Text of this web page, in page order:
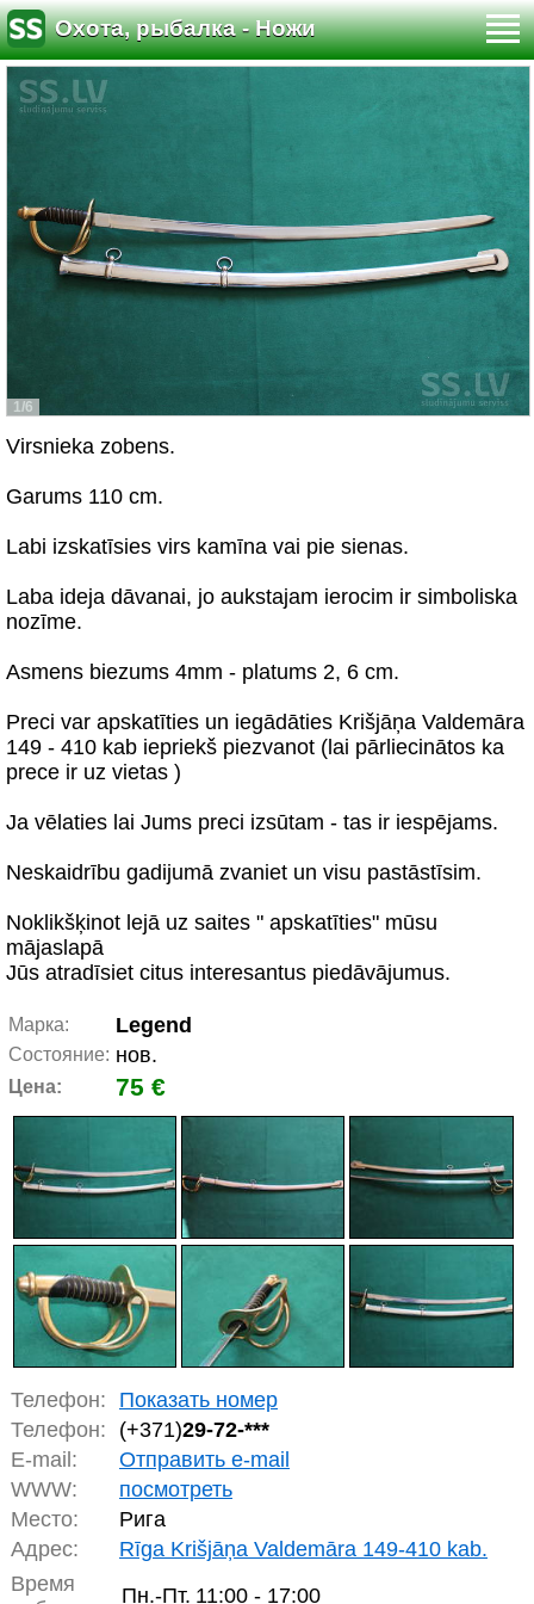
Охота, рыбалка - Ножи
1/6
Virsnieka zobens.
Garums 110 cm.
Labi izskatīsies virs kamīna vai pie sienas.
Laba ideja dāvanai, jo aukstajam ierocim ir simboliska
nozīme.
Asmens biezums 4mm - platums 2, 6 cm.
Preci var apskatīties un iegādāties Krišjāņa Valdemāra
149 - 410 kab iepriekš piezvanot (lai pārliecinātos ka
prece ir uz vietas )
Ja vēlaties lai Jums preci izsūtam - tas ir iespējams.
Neskaidrību gadijumā zvaniet un visu pastāstīsim.
Noklikšķinot lejā uz saites " apskatīties" mūsu
mājaslapā
Jūs atradīsiet citus interesantus piedāvājumus.
Марка: Legend
Состояние: нов.
Цена: 75 €
Телефон:
Показать номер
Телефон:
(+371)29-72-***
E-mail:
Отправить e-mail
WWW:
посмотреть
Место:
Рига
Адрес:
Rīga Krišjāņa Valdemāra 149-410 kab.
Время
Пн.-Пт. 11:00 - 17:00